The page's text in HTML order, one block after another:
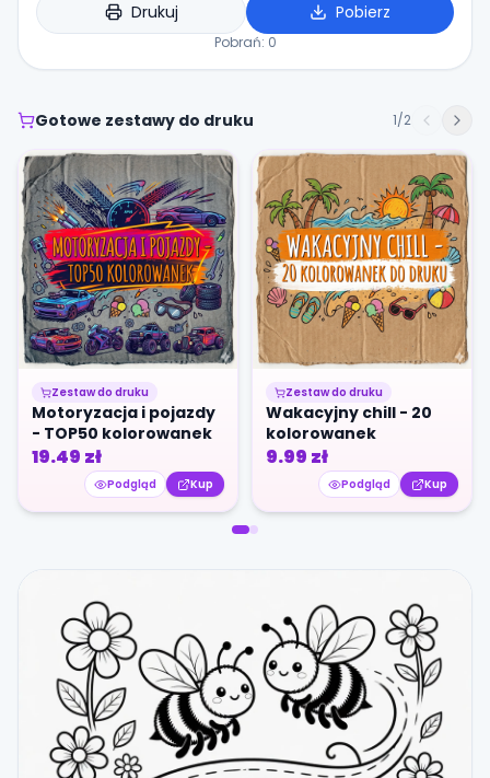
Drukuj Pobierz
Pobrań: 0
Gotowe zestawy do druku 1/2
Zestaw do druku
Motoryzacja i pojazdy
- TOP50 kolorowanek
19.49 zł
Podgląd Kup
Zestaw do druku
Wakacyjny chill - 20
kolorowanek
9.99 zł
Podgląd Kup